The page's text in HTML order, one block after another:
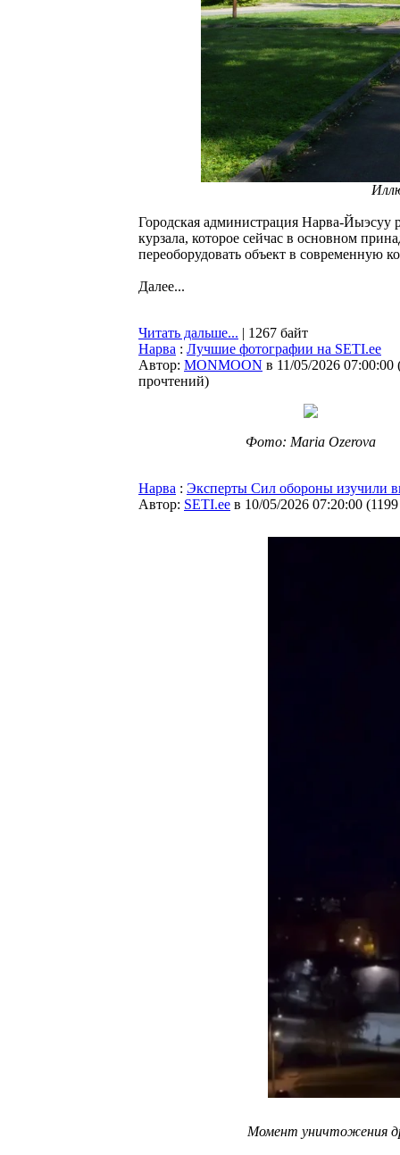
Городская администрация Нарва-Йыэсуу
курзала, которое сейчас в основном
переоборудовать объект в современную
Далее...
Читать дальше... | 1267 байт
Нарва : Лучшие фотографии на SETI.ee
Автор: MONMOON в 11/05/2026 07:00:00
прочтений)
Фото: Maria Ozerova
Нарва : Эксперты Сил обороны изучили
Автор: SETI.ee в 10/05/2026 07:20:00 (
Момент уничтожения